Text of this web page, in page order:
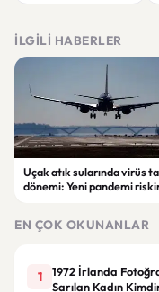
İLGILI HABERLER
Uçak atık sularında virüs
dönemi: Yeni pandemi
EN ÇOK OKUNANLAR
1
1972 İrlanda
Sarılan Kadın